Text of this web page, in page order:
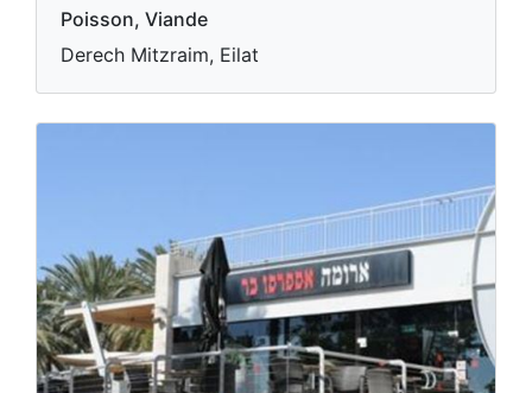
Poisson, Viande
Derech Mitzraim, Eilat